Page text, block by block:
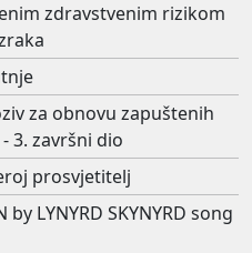
zdravstvenim rizikom
za obnovu zapuštenih
3. završni dio
prosvjetitelj
LYNYRD SKYNYRD song